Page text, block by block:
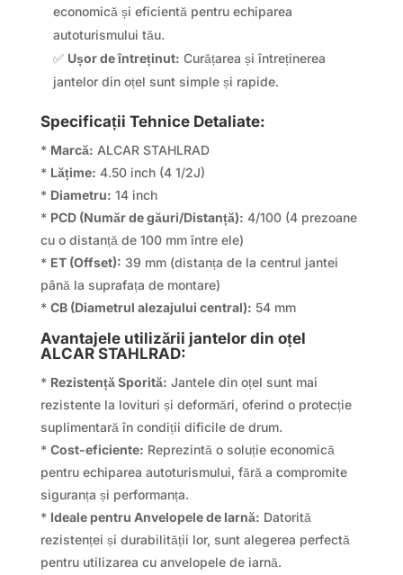
economică și eficientă pentru echiparea
autoturismului tău.
✅ Ușor de întreținut: Curățarea și întreținerea
jantelor din oțel sunt simple și rapide.
Specificații Tehnice Detaliate:
* Marcă: ALCAR STAHLRAD
* Lățime: 4.50 inch (4 1/2J)
* Diametru: 14 inch
* PCD (Număr de găuri/Distanță): 4/100 (4 prezoane
cu o distanță de 100 mm între ele)
* ET (Offset): 39 mm (distanța de la centrul jantei
până la suprafața de montare)
* CB (Diametrul alezajului central): 54 mm
Avantajele utilizării jantelor din oțel
ALCAR STAHLRAD:
* Rezistență Sporită: Jantele din oțel sunt mai
rezistente la lovituri și deformări, oferind o protecție
suplimentară în condiții dificile de drum.
* Cost-eficiente: Reprezintă o soluție economică
pentru echiparea autoturismului, fără a compromite
siguranța și performanța.
* Ideale pentru Anvelopele de Iarnă: Datorită
rezistenței și durabilității lor, sunt alegerea perfectă
pentru utilizarea cu anvelopele de iarnă.